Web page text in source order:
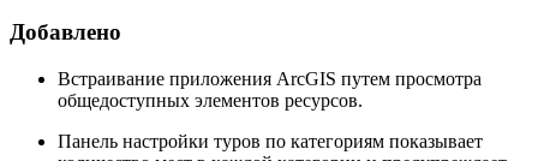
Добавлено
Встраивание приложения ArcGIS путем просмотра
общедоступных элементов ресурсов.
Панель настройки туров по категориям показывает